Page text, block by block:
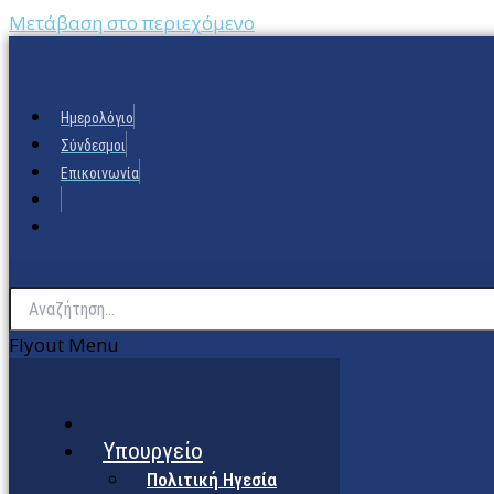
Μετάβαση στο περιεχόμενο
Ημερολόγιο
Σύνδεσμοι
Επικοινωνία
Flyout Menu
Υπουργείο
Πολιτική Ηγεσία